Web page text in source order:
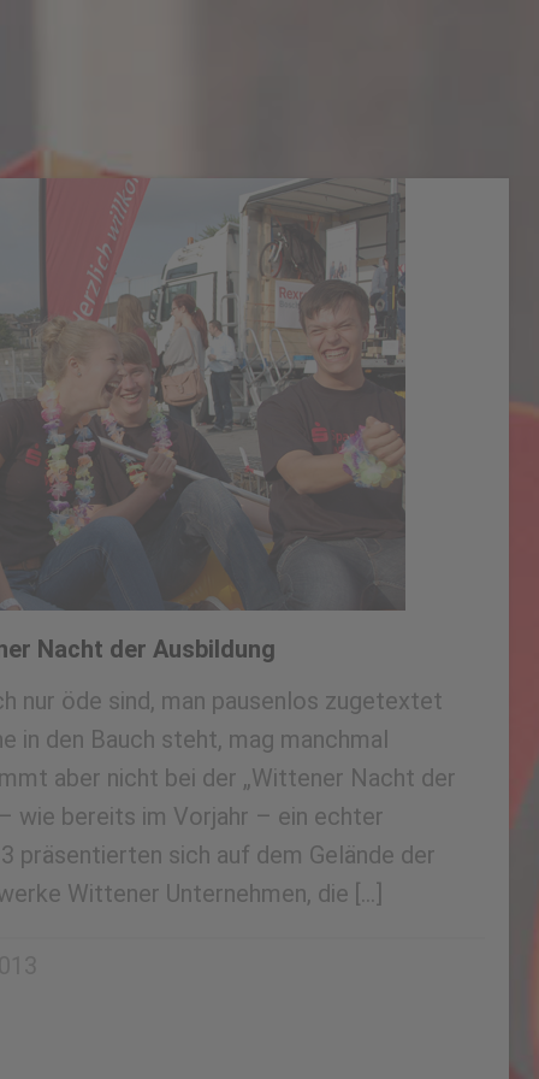
Nacht der Ausbildung
nur öde sind, man pausenlos zugetextet
in den Bauch steht, mag manchmal
aber nicht bei der „Wittener Nacht der
wie bereits im Vorjahr – ein echter
präsentierten sich auf dem Gelände der
Wittener Unternehmen, die […]